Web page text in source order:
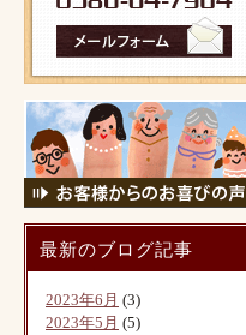
最新のブログ記事
2023年6月 (3)
2023年5月 (5)